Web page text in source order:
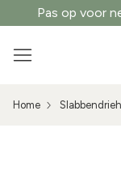
Pas op voor
Home